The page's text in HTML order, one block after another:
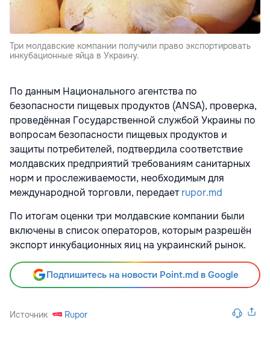
Три молдавские компании получили право экспортировать
инкубационные яйца в Украину.
По данным Национального агентства по
безопасности пищевых продуктов (ANSA), проверка,
проведённая Государственной службой Украины по
вопросам безопасности пищевых продуктов и
защиты потребителей, подтвердила соответствие
молдавских предприятий требованиям санитарных
норм и прослеживаемости, необходимым для
международной торговли, передаетrupor.md
По итогам оценки три молдавские компании были
включены в список операторов, которым разрешён
экспорт инкубационных яиц на украинский рынок.
Подпишитесь на новости Point.md в Google
Источник Rupor